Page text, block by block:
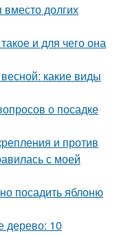
долгих
и для чего она
какие виды
о посадке
и против
с моей
посадить яблоню
дерево: 10